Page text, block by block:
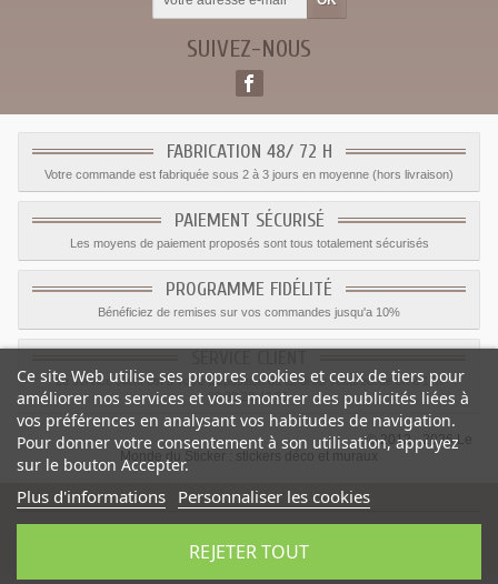
SUIVEZ-NOUS
FABRICATION 48/ 72 H
Votre commande est fabriquée sous 2 à 3 jours en moyenne (hors livraison)
PAIEMENT SÉCURISÉ
Les moyens de paiement proposés sont tous totalement sécurisés
PROGRAMME FIDÉLITÉ
Bénéficiez de remises sur vos commandes jusqu'a 10%
Le service client est a votre disposition du lundi au vendredi de 8h à 17h
09.82.28.47.69.
© 2012 - 2026 Le
Monde du Sticker :
stickers déco et muraux
-Catégorie:Sticker Drapeaux
Ce site Web utilise ses propres cookies et ceux de tiers pour
améliorer nos services et vous montrer des publicités liées à
vos préférences en analysant vos habitudes de navigation.
Pour donner votre consentement à son utilisation, appuyez
sur le bouton Accepter.
Plus d'informations Personnaliser les cookies
REJETER TOUT